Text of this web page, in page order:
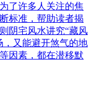
了许多人关注的焦
标准，帮助读者揭
阴宅风水讲究“藏风
，又能避开煞气的地
因素，都在潜移默